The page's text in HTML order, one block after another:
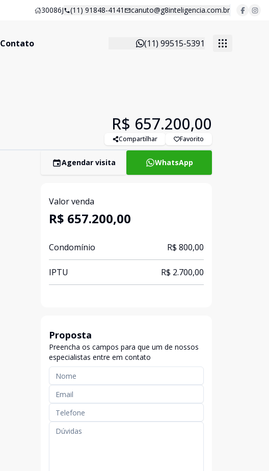
30086J (11) 91848-4141 canuto@g8inteligencia.com.br
Contato (11) 99515-5391
R$ 657.200,00
Compartilhar Favorito
Agendar visita WhatsApp
Valor venda
R$ 657.200,00
Condomínio R$ 800,00
IPTU R$ 2.700,00
Proposta
Preencha os campos para que um de nossos
especialistas entre em contato